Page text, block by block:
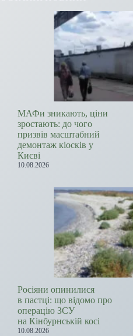
МАФи зникають, ціни
зростають: до чого
призвів масштабний
демонтаж кіосків у
Києві
10.08.2026
Росіяни опинилися
в пастці: що відомо про
операцію ЗСУ
на Кінбурнській косі
10.08.2026